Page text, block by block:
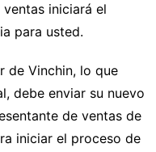
iniciará el
para usted.
de Vinchin, lo que
debe enviar su nuevo
de ventas de
iniciar el proceso de